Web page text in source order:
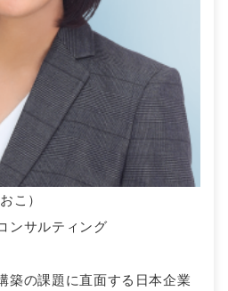
こ）
ンサルティング
築の課題に直面する日本企業